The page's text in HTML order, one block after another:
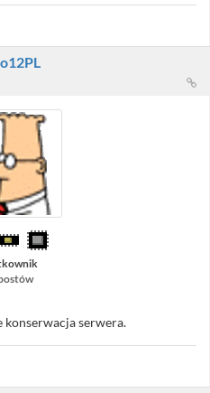
konserwacja serwera.